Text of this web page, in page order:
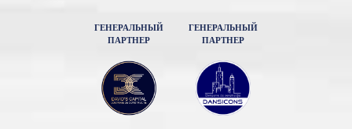
ГЕНЕРАЛЬНЫЙ
ПАРТНЕР
ГЕНЕРАЛЬНЫЙ
ПАРТНЕР